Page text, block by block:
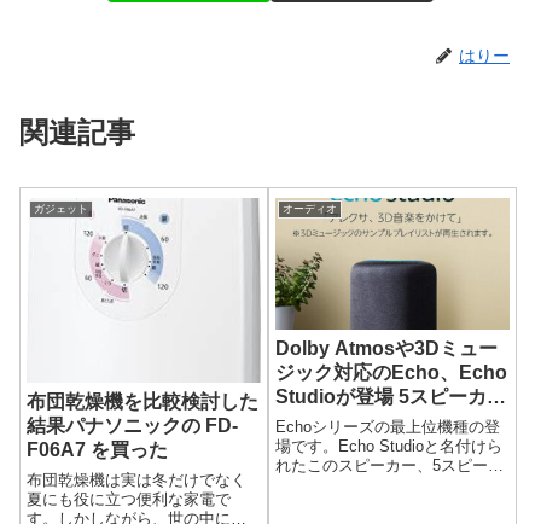
はりー
関連記事
ガジェット
布団乾燥機を比較検討した
結果パナソニックの FD-
F06A7 を買った
布団乾燥機は実は冬だけでなく
夏にも役に立つ便利な家電で
す。しかしながら、世の中には
オーディオ
Dolby Atmosや3Dミュー
ジック対応のEcho、Echo
Studioが登場 5スピーカー
搭載の本格仕様
Echoシリーズの最上位機種の登
場です。Echo Studioと名付けら
れたこのスピーカー、5スピーカ